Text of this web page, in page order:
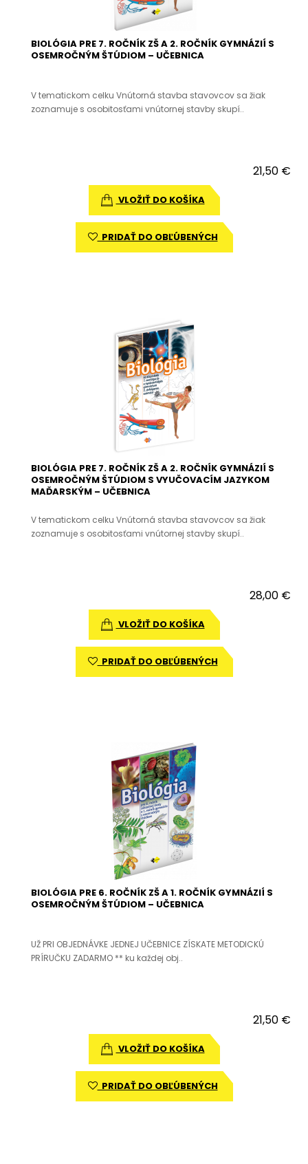
BIOLÓGIA PRE 7. ROČNÍK ZŠ A 2. ROČNÍK GYMNÁZIÍ S
OSEMROČNÝM ŠTÚDIOM – UČEBNICA
V tematickom celku Vnútorná stavba stavovcov sa žiak
zoznamuje s osobitosťami vnútornej stavby skupí..
21,50 €
VLOŽIŤ DO KOŠÍKA
PRIDAŤ DO OBĽÚBENÝCH
BIOLÓGIA PRE 7. ROČNÍK ZŠ A 2. ROČNÍK GYMNÁZIÍ S
OSEMROČNÝM ŠTÚDIOM S VYUČOVACÍM JAZYKOM
MAĎARSKÝM – UČEBNICA
V tematickom celku Vnútorná stavba stavovcov sa žiak
zoznamuje s osobitosťami vnútornej stavby skupí..
28,00 €
VLOŽIŤ DO KOŠÍKA
PRIDAŤ DO OBĽÚBENÝCH
BIOLÓGIA PRE 6. ROČNÍK ZŠ A 1. ROČNÍK GYMNÁZIÍ S
OSEMROČNÝM ŠTÚDIOM – UČEBNICA
UŽ PRI OBJEDNÁVKE JEDNEJ UČEBNICE ZÍSKATE METODICKÚ
PRÍRUČKU ZADARMO ** ku každej obj..
21,50 €
VLOŽIŤ DO KOŠÍKA
PRIDAŤ DO OBĽÚBENÝCH